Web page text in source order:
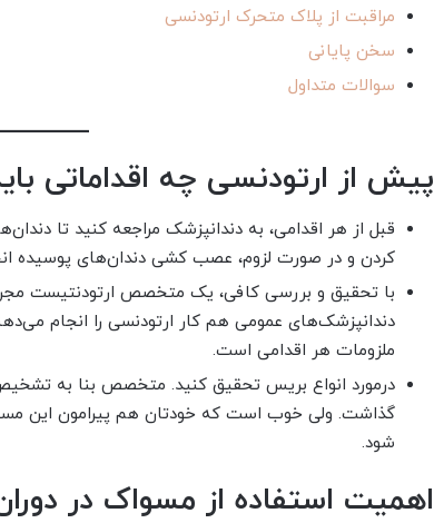
مراقبت از پلاک متحرک ارتودنسی
سخن پایانی
سوالات متداول
پیش از ارتودنسی چه اقداماتی
قبل از هر اقدامی، به دندانپزشک مراجعه کنید تا
کردن و در صورت لزوم، عصب کشی دندان‌های پوسیده
با تحقیق و بررسی کافی، یک متخصص ارتودنتیست
دندانپزشک‌های عمومی هم کار ارتودنسی را انجام
ملزومات هر اقدامی است.
درمورد انواع بریس تحقیق کنید. متخصص بنا به
گذاشت. ولی خوب است که خودتان هم پیرامون این
شود.
اهمیت استفاده از مسواک در